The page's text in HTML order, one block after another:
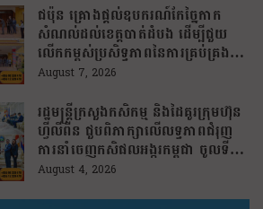
ជប៉ុន គ្រោងផ្តល់ឧបករណ៍កែច្នៃកាក
សំណល់ដល់ខេត្តបាត់ដំបង ដើម្បីជួយ
លើកកម្ពស់ប្រសិទ្ធភាពនៃការគ្រប់គ្រង
សំណល់
August 7, 2026
រដ្ឋមន្រ្តីក្រសួងកសិកម្ម និងដៃគូរក្រុមហ៊ុន
ហ្វីលីពីន ជួបពិភាក្សាលើលទ្ធភាពជំរុញ
ការនាំចេញកសិផលអង្ករកម្ពុជា ចូលទី
ផ្សារហ្វីលីពីន
August 4, 2026